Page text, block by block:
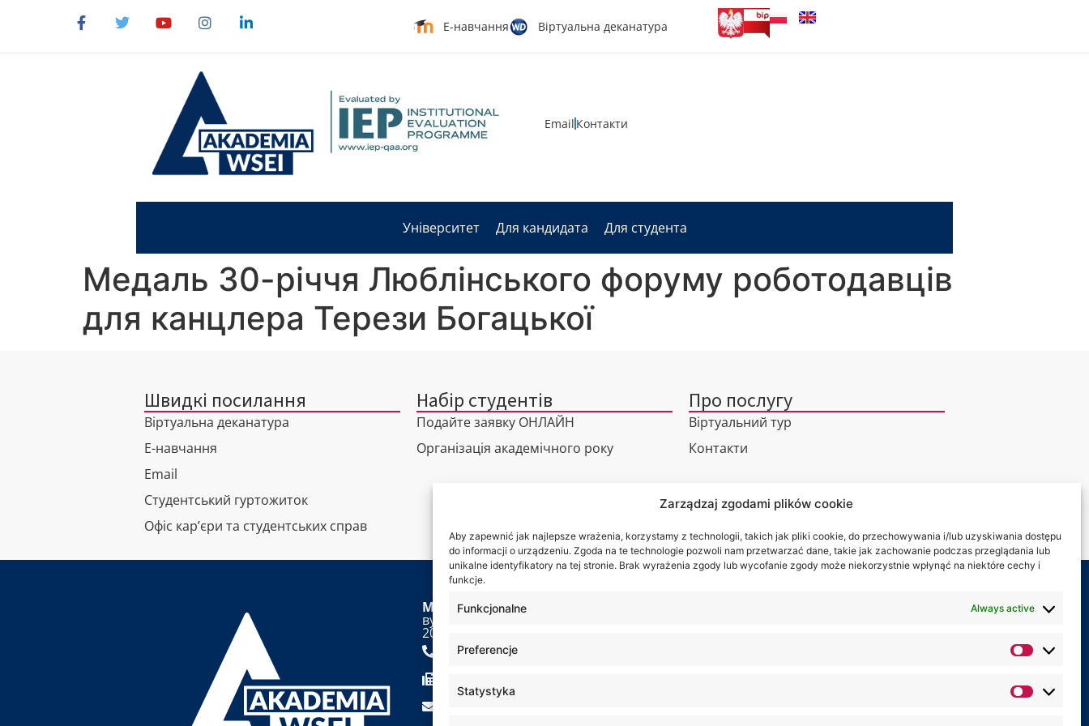
Zarządzaj zgodami plików cookie
Aby zapewnić jak najlepsze wrażenia, korzystamy z technologii, takich jak pliki cookie, do przechowywania i/lub uzyskiwania dostępu
do informacji o urządzeniu. Zgoda na te technologie pozwoli nam przetwarzać dane, takie jak zachowanie podczas przeglądania lub
unikalne identyfikatory na tej stronie. Brak wyrażenia zgody lub wycofanie zgody może niekorzystnie wpłynąć na niektóre cechy i
funkcje.
Funkcjonalne Always active
Preferencje
Statystyka
Е-навчання Віртуальна деканатура
Email Контакти
Університет Для кандидата Для студента
Медаль 30-річчя Люблінського форуму роботодавців
для канцлера Терези Богацької
Швидкі посилання
Віртуальна деканатура
Е-навчання
Email
Студентський гуртожиток
Офіс кар’єри та студентських справ
Набір студентів
Подайте заявку ОНЛАЙН
Організація академічного року
Про послугу
Віртуальний тур
Контакти
Місцезнаходження Академії WSEI
вул. Projektowa, 4
20-209 Люблін
+48 81 749 17 70